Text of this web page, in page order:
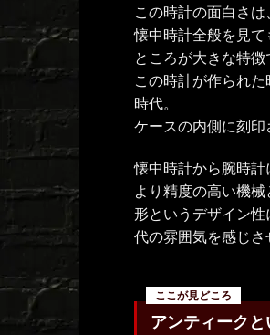
この時計の面白さ
懐中時計全般を見
ところが大きな特徴
この時計が作られ
時代。
ケースの内側に刻
懐中時計から腕時計
より精度の高い機
形というデザイン
代の雰囲気を感じさ
アンティークと